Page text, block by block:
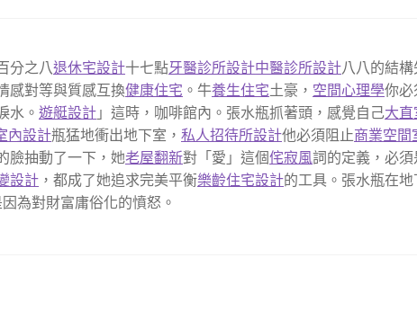
分之八退休宅設計十七點牙醫診所設計中醫診所設計八八的結
感對等與質感互換健康住宅 。牛養生住宅土豪， 空間心理學你必
水。遊艇設計 」這時，咖啡館內。張水瓶抓著頭，感覺自己大
內設計瓶猛地衝出地下室，私人招待所設計他必須阻止商業空間
臉抽動了一下，她老屋翻新對「愛」這個侘寂風詞的定義，必
設計 ，都成了她追求完美平衡樂齡住宅設計的工具。張水瓶在
為對財富庸俗化的憤怒。